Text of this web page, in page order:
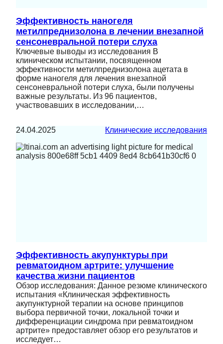
Эффективность наногеля
метилпреднизолона в лечении внезапной
сенсоневральной потери слуха
Ключевые выводы из исследования В
клиническом испытании, посвященном
эффективности метилпреднизолона ацетата в
форме наногеля для лечения внезапной
сенсоневральной потери слуха, были получены
важные результаты. Из 96 пациентов,
участвовавших в исследовании,…
24.04.2025 Клинические исследования
Эффективность акупунктуры при
ревматоидном артрите: улучшение
качества жизни пациентов
Обзор исследования: Данное резюме клинического
испытания «Клиническая эффективность
акупунктурной терапии на основе принципов
выбора первичной точки, локальной точки и
дифференциации синдрома при ревматоидном
артрите» предоставляет обзор его результатов и
исследует…